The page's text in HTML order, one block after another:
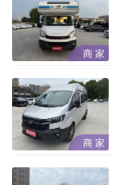
商 家
商 家